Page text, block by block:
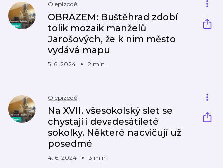
O epizodě
OBRAZEM: Buštěhrad zdobí
tolik mozaik manželů
Jarošových, že k nim město
vydává mapu
5. 6. 2024 2 min
O epizodě
Na XVII. všesokolský slet se
chystají i devadesátileté
sokolky. Některé nacvičují už
posedmé
4. 6. 2024 3 min